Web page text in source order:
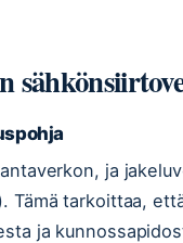
ja
Tämä tarkoittaa,
ja